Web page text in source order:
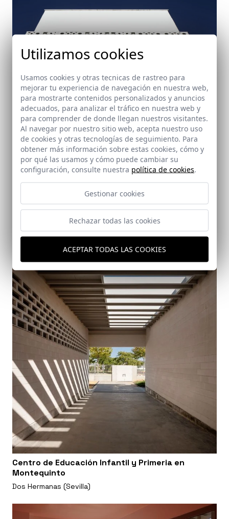
Mercado de la Alquería
Dos Hermanas (Sevilla)
Centro de Educación Infantil y Primeria en
Montequinto
Dos Hermanas (Sevilla)
Utilizamos cookies
Usamos cookies y otras tecnicas de rastreo para
mejorar tu experiencia de navegación en nuestra web,
para mostrarte contenidos personalizados y anuncios
adecuados, para analizar el tráfico en nuestra web y
para comprender de donde llegan nuestros visitantes.
Al navegar por nuestro sitio web, acepta nuestro uso
de cookies y otras tecnologías de seguimiento. Para
obtener más información sobre estas cookies, cómo y
por qué las usamos y cómo puede cambiar su
configuración, consulte nuestra política de cookies.
Gestionar cookies
Rechazar todas las cookies
ACEPTAR TODAS LAS COOKIES